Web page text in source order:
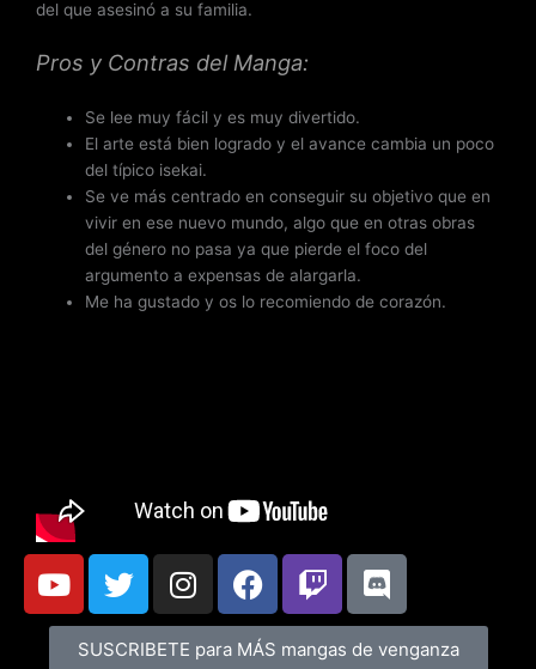
del que asesinó a su familia.
Pros y Contras del Manga:
Se lee muy fácil y es muy divertido.
El arte está bien logrado y el avance cambia un poco
del típico isekai.
Se ve más centrado en conseguir su objetivo que en
vivir en ese nuevo mundo, algo que en otras obras
del género no pasa ya que pierde el foco del
argumento a expensas de alargarla.
Me ha gustado y os lo recomiendo de corazón.
Y
o
u
T
w
i
t
I
n
s
t
F
a
c
e
T
w
i
t
D
i
s
c
SUSCRIBETE para MÁS mangas de venganza